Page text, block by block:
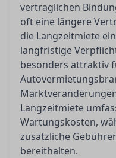
vertraglichen
oft eine längere
die Langzeitmiete
langfristige
besonders attraktiv
Langzeitmiete
Wartungskosten,
zusätzliche
bereithalten.